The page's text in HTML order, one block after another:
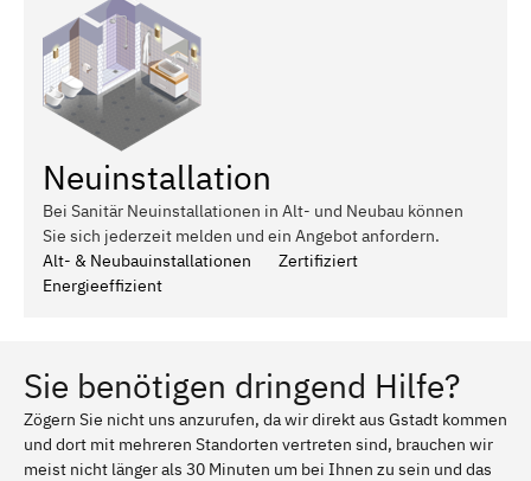
Neuinstallation
Bei Sanitär Neuinstallationen in Alt- und Neubau können
Sie sich jederzeit melden und ein Angebot anfordern.
Alt- & Neubauinstallationen
Zertifiziert
Energieeffizient
Sie benötigen dringend Hilfe?
Zögern Sie nicht uns anzurufen, da wir direkt aus Gstadt kommen
und dort mit mehreren Standorten vertreten sind, brauchen wir
meist nicht länger als 30 Minuten um bei Ihnen zu sein und das